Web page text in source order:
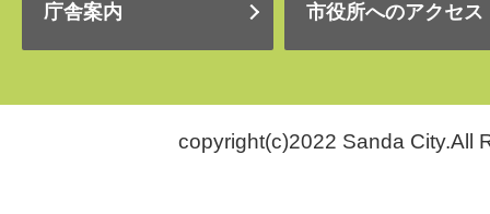
庁舎案内 市役所へのアクセス
copyright(c)2022 Sanda City.All